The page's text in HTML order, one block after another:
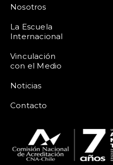
Nosotros
La Escuela
Internacional
Vinculación
con el Medio
Noticias
Contacto